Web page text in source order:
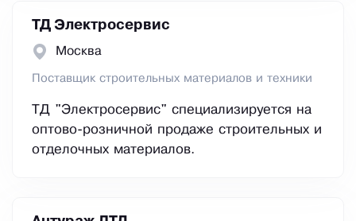
ТД Электросервис
Москва
Поставщик строительных материалов и техники
ТД "Электросервис" специализируется на
оптово-розничной продаже строительных и
отделочных материалов.